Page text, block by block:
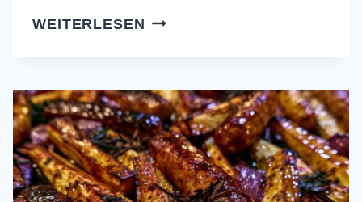
WEITERLESEN ZARTGESCHMORTE
ROTWEIN-
REDUKTION